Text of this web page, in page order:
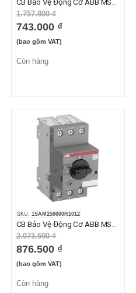
1.757.800 ₫
743.000 ₫
(bao gồm VAT)
Còn hàng
SKU: 1SAM250000R1012
2.073.500 ₫
876.500 ₫
(bao gồm VAT)
Còn hàng